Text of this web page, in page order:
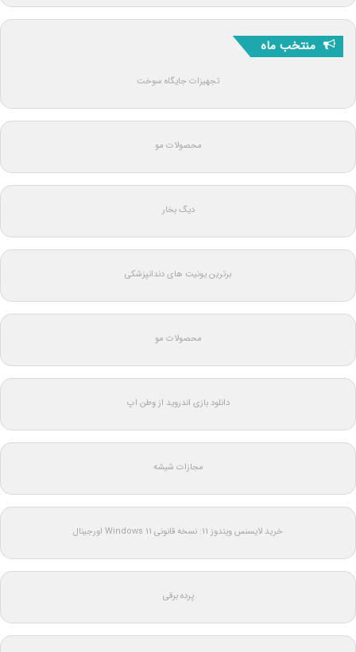
منتخب ماه
تجهیزات جایگاه سوخت
محصولات مو
دیگ بخار
برترین یونیت های دندانپزشکی
محصولات مو
دانلود بازی اندروید از وطن اپ
مجازات شیشه
خرید لایسنس ویندوز 11: نسخه قانونی Windows 11 اورجینال
پرده برقی